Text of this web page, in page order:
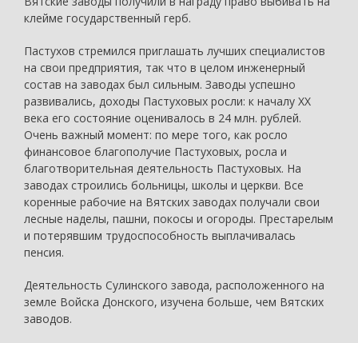
клейме государственный герб.
Пастухов стремился приглашать лучших специалистов
на свои предприятия, так что в целом инженерный
состав на заводах был сильным. Заводы успешно
развивались, доходы Пастуховых росли: к началу ХХ
века его состояние оценивалось в 24 млн. рублей.
Очень важный момент: по мере того, как росло
финансовое благополучие Пастуховых, росла и
благотворительная деятельность Пастуховых. На
заводах строились больницы, школы и церкви. Все
коренные рабочие на Вятских заводах получали свои
лесные наделы, пашни, покосы и огороды. Престарелым
и потерявшим трудоспособность выплачивалась
пенсия.
Деятельность Сулинского завода, расположенного на
земле Войска Донского, изучена больше, чем Вятских
заводов.